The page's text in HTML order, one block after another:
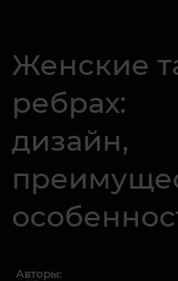
Женские
ребрах:
дизайн,
Авторы: